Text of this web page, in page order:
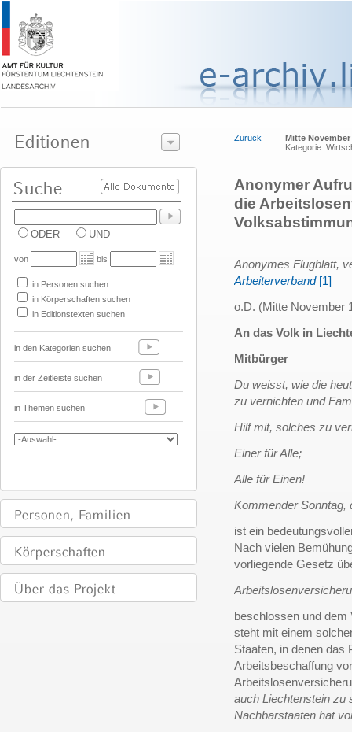
ODER UND
von bis
in Personen suchen
in Körperschaften suchen
in Editionstexten suchen
in den Kategorien suchen
in der Zeitleiste suchen
in Themen suchen
Zurück
Mitte November
Kategorie:
Anonymer
die
Anonymes Flugblatt,
Arbeiterverband [1]
o.D. (Mitte November
An das Volk in
Mitbürger
Du weisst, wie die
zu vernichten und
Hilf mit, solches zu
Einer für Alle;
Alle für Einen!
Kommender
ist ein
Nach vielen
vorliegende Gesetz
beschlossen und dem
steht mit einem
Staaten, in denen das
Arbeitsbeschaffung
auch Liechtenstein zu
Nachbarstaaten hat